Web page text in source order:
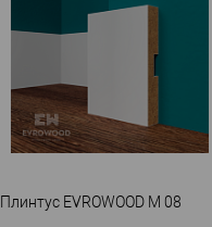
Производитель—Evrowood
Артикул—Краска для
покраски стыков 80 мл
Страна—Россия
В избранное
В наличии
Плинтус EVROWOOD M 08